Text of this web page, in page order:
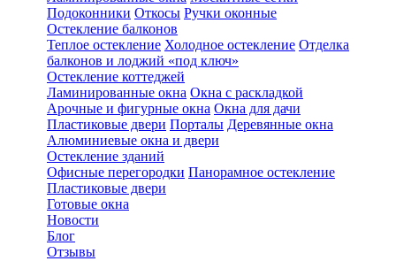
Подоконники Откосы Ручки оконные
Остекление балконов
Теплое остекление Холодное остекление Отделка
балконов и лоджий «под ключ»
Остекление коттеджей
Ламинированные окна Окна с раскладкой
Арочные и фигурные окна Окна для дачи
Пластиковые двери Порталы Деревянные окна
Алюминиевые окна и двери
Остекление зданий
Офисные перегородки Панорамное остекление
Пластиковые двери
Готовые окна
Новости
Блог
Отзывы